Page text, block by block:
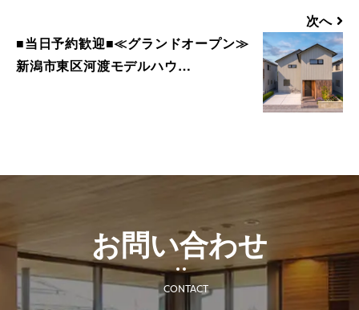
ます。
4. 後日、弊社からプレゼントをメールにて
場いただく方のみ対象とさせていだきま
・弊社での住宅建築やリフォームなどの工
事をご検討されているお客様のみ対象とさ
せていただきます。
・プレゼントは、1名様（1家族様）1回限
りとさせていただきます。
次へ
■当日予約歓迎■≪グランドオープン≫
新潟市東区河渡モデルハウ…
お問い合わせ
CONTACT